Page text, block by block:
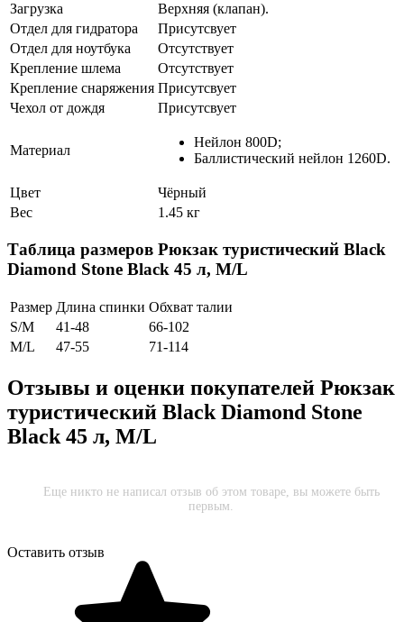
Загрузка
Верхняя (клапан).
Отдел для гидратора
Присутсвует
Отдел для ноутбука
Отсутствует
Крепление шлема
Отсутствует
Крепление снаряжения Присутсвует
Чехол от дождя
Присутсвует
Материал
Нейлон 800D;
Баллистический нейлон 1260D.
Цвет
Чёрный
Вес
1.45 кг
Таблица размеров Рюкзак туристический Black
Diamond Stone Black 45 л, M/L
Размер Длина спинки Обхват талии
S/M
41-48
66-102
M/L
47-55 71-114
Отзывы и оценки покупателей Рюкзак
туристический Black Diamond Stone
Black 45 л, M/L
Еще никто не написал отзыв об этом товаре, вы можете быть
первым.
Оставить отзыв